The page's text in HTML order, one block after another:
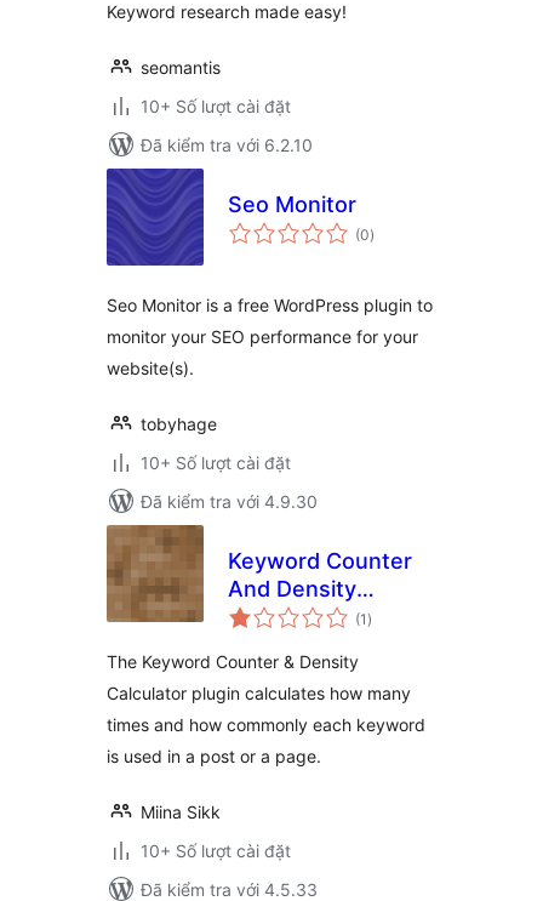
Keyword research made easy!
seomantis
10+ Số lượt cài đặt
Đã kiểm tra với 6.2.10
Seo Monitor
(0tổng
đánh
)
Seo Monitor is a free WordPress plugin to
monitor your SEO performance for your
website(s).
tobyhage
10+ Số lượt cài đặt
Đã kiểm tra với 4.9.30
Keyword Counter
And Density
Calculator
(1 tổng
đánh
)
The Keyword Counter & Density
Calculator plugin calculates how many
times and how commonly each keyword
is used in a post or a page.
Miina Sikk
10+ Số lượt cài đặt
Đã kiểm tra với 4.5.33